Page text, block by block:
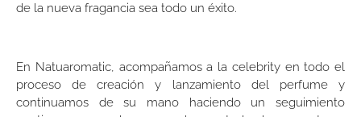
de la nueva fragancia sea todo un éxito.
En Natuaromatic, acompañamos a la celebrity en todo el
proceso de creación y lanzamiento del perfume y
continuamos de su mano haciendo un seguimiento